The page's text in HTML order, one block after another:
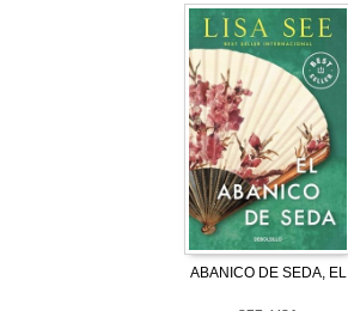
ABANICO DE SEDA, EL